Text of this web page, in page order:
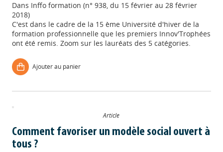
Dans Inffo formation (n° 938, du 15 février au 28 février
2018)
C'est dans le cadre de la 15 ème Université d'hiver de la
formation professionnelle que les premiers Innov'Trophées
ont été remis. Zoom sur les lauréats des 5 catégories.
Ajouter au panier
Article
Comment favoriser un modèle social ouvert à
tous ?